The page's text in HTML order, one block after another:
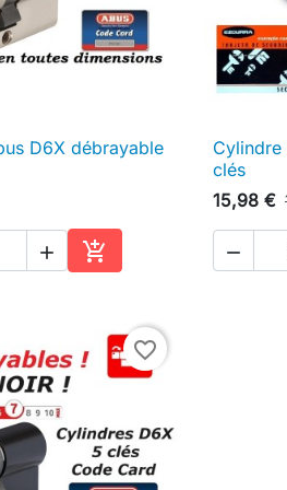
rapide
D6X débrayable
 
Ajouter au panier
Cylindre
clés
15,98 €

favorite_border